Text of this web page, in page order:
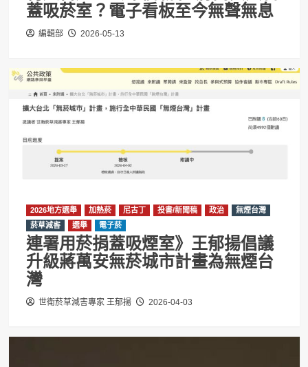
蓋吸菸室？電子看板至今無聲無息
編輯部 2026-05-13
2026地方選舉 加熱菸 尼古丁 投書/新聞稿 政治
無煙台灣
菸草減害
選舉 電子菸
連署用菸捐蓋吸煙室》王郁揚倡議
升級蔣萬安無菸城市計畫為無煙台
灣
世衛菸草減害專家 王郁揚 2026-04-03